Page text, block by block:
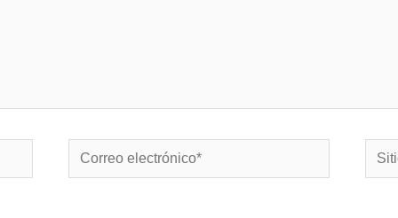
Correo
electrónico*
Sitio
Web